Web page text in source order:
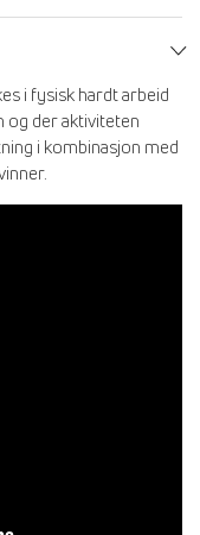
i fysisk hardt arbeid
og der aktiviteten
i kombinasjon med